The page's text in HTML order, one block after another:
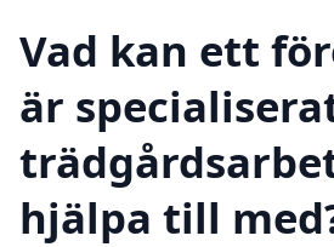
Vad kan ett
är
hjälpa till